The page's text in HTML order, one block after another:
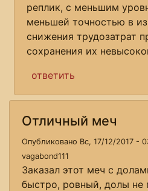
реплик, с меньшим
меньшей точностью в
снижения трудозатрат
сохранения их
ответить
Отличный меч
Опубликовано Вс, 17/12/2017 -
vagabond111
Заказал этот меч с
быстро, ровный, долы не